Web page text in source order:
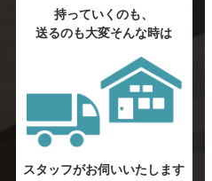
持っていくのも、
送るのも大変そんな時は
スタッフがお伺いいたします